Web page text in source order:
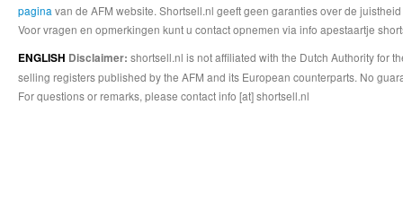
pagina van de AFM website. Shortsell.nl geeft geen garanties over de
Voor vragen en opmerkingen kunt u contact opnemen via info apestaartje
ENGLISH Disclaimer: shortsell.nl is not affiliated with the Dutch Authority for
selling registers published by the AFM and its European counterparts. No
For questions or remarks, please contact info [at] shortsell.nl